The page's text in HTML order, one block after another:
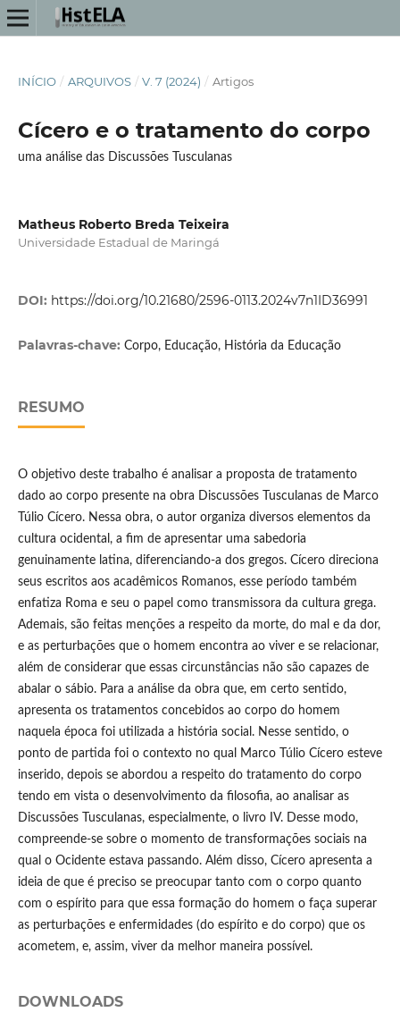
INÍCIO / ARQUIVOS / V. 7 (2024) / Artigos
Cícero e o tratamento do corpo
uma análise das Discussões Tusculanas
Matheus Roberto Breda Teixeira
Universidade Estadual de Maringá
DOI: https://doi.org/10.21680/2596-0113.2024v7n1ID36991
Palavras-chave: Corpo, Educação, História da Educação
RESUMO
O objetivo deste trabalho é analisar a proposta de tratamento
dado ao corpo presente na obra Discussões Tusculanas de Marco
Túlio Cícero. Nessa obra, o autor organiza diversos elementos da
cultura ocidental, a fim de apresentar uma sabedoria
genuinamente latina, diferenciando-a dos gregos. Cícero direciona
seus escritos aos acadêmicos Romanos, esse período também
enfatiza Roma e seu o papel como transmissora da cultura grega.
Ademais, são feitas menções a respeito da morte, do mal e da dor,
e as perturbações que o homem encontra ao viver e se relacionar,
além de considerar que essas circunstâncias não são capazes de
abalar o sábio. Para a análise da obra que, em certo sentido,
apresenta os tratamentos concebidos ao corpo do homem
naquela época foi utilizada a história social. Nesse sentido, o
ponto de partida foi o contexto no qual Marco Túlio Cícero esteve
inserido, depois se abordou a respeito do tratamento do corpo
tendo em vista o desenvolvimento da filosofia, ao analisar as
Discussões Tusculanas, especialmente, o livro IV. Desse modo,
compreende-se sobre o momento de transformações sociais na
qual o Ocidente estava passando. Além disso, Cícero apresenta a
ideia de que é preciso se preocupar tanto com o corpo quanto
com o espírito para que essa formação do homem o faça superar
as perturbações e enfermidades (do espírito e do corpo) que os
acometem, e, assim, viver da melhor maneira possível.
DOWNLOADS